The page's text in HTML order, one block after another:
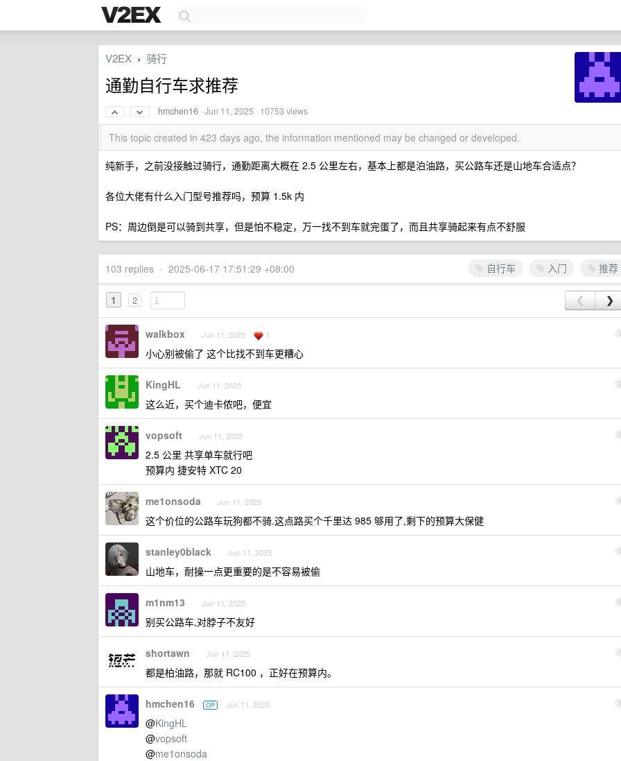
V2EX › 骑行
通勤自行车求推荐
hmchen16 ·Jun 11, 2025 · 10753 views
This topic created in 423 days ago, the information mentioned may be changed or developed.
纯新手，之前没接触过骑行，通勤距离大概在 2.5 公里左右，基本上都是泊油路，买公路车还是山地车合适点？
各位大佬有什么入门型号推荐吗，预算 1.5k 内
PS：周边倒是可以骑到共享，但是怕不稳定，万一找不到车就完蛋了，而且共享骑起来有点不舒服
自行车 入门 推荐
103 replies • 2025-06-17 17:51:29 +08:00
1 2 ❮ ❯
1
walkbox Jun 11, 2025 1
小心别被偷了 这个比找不到车更糟心
2
KingHL Jun 11, 2025
这么近，买个迪卡侬吧，便宜
3
vopsoft Jun 11, 2025
2.5 公里 共享单车就行吧
预算内 捷安特 XTC 20
4
me1onsoda Jun 11, 2025
这个价位的公路车玩狗都不骑.这点路买个千里达 985 够用了,剩下的预算大保健
5
stanley0black Jun 11, 2025
山地车，耐操一点更重要的是不容易被偷
6
m1nm13 Jun 11, 2025
别买公路车,对脖子不友好
7
shortawn Jun 11, 2025
都是柏油路，那就 RC100 ，正好在预算内。
8
hmchen16 OP Jun 11, 2025
@KingHL
@vopsoft
@me1onsoda